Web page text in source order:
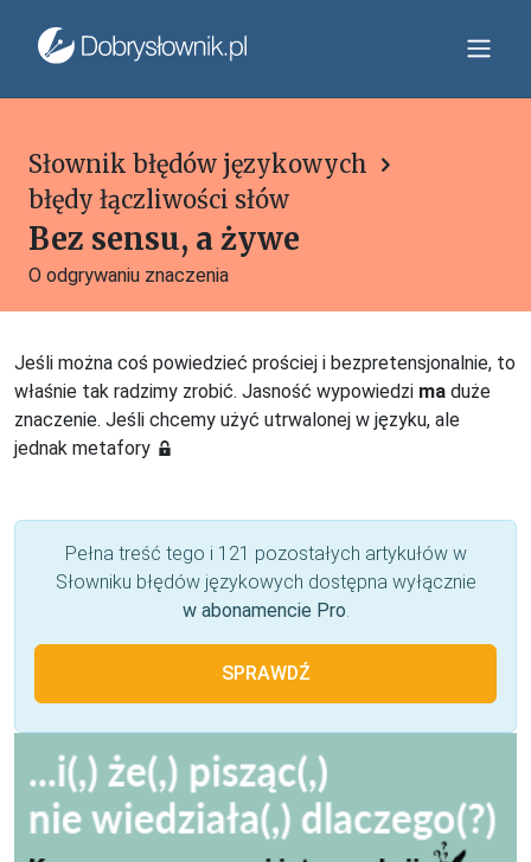
Słownik błędów językowych
błędy łączliwości słów
Bez sensu, a żywe
O odgrywaniu znaczenia
Jeśli można coś powiedzieć prościej i bezpretensjonalnie, to
właśnie tak radzimy zrobić. Jasność wypowiedzi ma duże
znaczenie. Jeśli chcemy użyć utrwalonej w języku, ale
jednak metafory
Pełna treść tego i 121 pozostałych artykułów w
Słowniku błędów językowych dostępna wyłącznie
w abonamencie Pro.
SPRAWDŹ